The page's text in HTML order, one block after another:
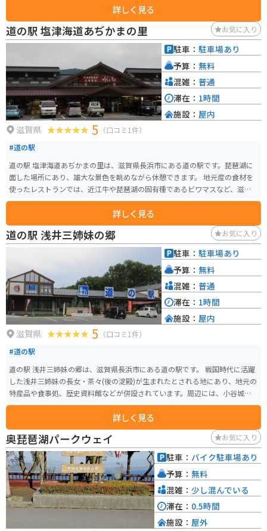
です。\n\nまた、併設されている「星のふる里物産館」では、地元で採れた
新鮮な野菜や果物が販売されています。特に、揖斐川町は柿の産地として有
名で、秋になると甘い柿が店頭に並びます。その他にも、地元産の食材を使
った加工品や、地域の特産品など、お土産に最適な商品が数多く取り揃えら
れています。\n\nバイクで訪れる場合、道の駅には広い駐車場が完備されて
おり、安心してバイクを停めることができます。揖斐川町周辺は、山間部の
ワインディングロードや、川のせせらぎを感じられる景観の良いルートな
ど、ツーリングにおすすめのスポットがたくさんあります。道の駅 星のふる
里 ふじはしを拠点に、岐阜県の自然を満喫するツーリングを楽しんでみては
いかがでしょうか。
詳しく見る
道の駅 塩津海道あぢかまの里 お気に入り
滋賀県 5 （口コミ1件）
#道の駅
道の駅 塩津海道あぢかまの里は、滋賀県長浜市にある道の駅です。琵琶湖に
面した場所にあり、雄大な景色を眺めながら休憩できます。 地元産の食材を
使ったレストランでは、近江牛や琵琶湖の固有種であるビワマスなど、滋賀
の味が楽しめます。中でもおすすめは、店名にもなっている「あぢかま」で
す。これは、琵琶湖で獲れた小鮎を素焼きにし、塩味で仕上げた郷土料理で
す。お土産としても人気があります。 バイクで訪れる場合、琵琶湖沿いを走
る国道8号線からアクセスできます。道の駅には広い駐車場があり、休憩スペ
ースも充実しているので、ツーリングの拠点としても最適です。 周辺には、
賤ヶ岳リフトや余呉湖など、自然豊かな観光スポットも点在しています。少し
足を延ばして、滋賀の魅力を満喫するのも良いでしょう。
詳しく見る
駐車： 駐車場あり
予算： 無料
混雑： 普通
滞在： 1時間
施設： 屋内
道の駅 浅井三姉妹の郷 お気に入り
滋賀県 5 （口コミ1件）
#道の駅
道の駅 浅井三姉妹の郷は、滋賀県長浜市にある道の駅です。 戦国時代に活躍
した浅井三姉妹の長女・茶々(後の淀殿)が生まれたとされる地にあり、地元の
特産品や食事処、歴史資料館などが併設されています。周辺には、小谷城跡
や姉川の合戦場跡など、歴史的な観光スポットも点在しており、戦国時代や
歴史に興味のある方にはおすすめの場所です。 バイクで訪れる場合、道の駅
には広い駐車場が完備されているので安心です。周辺の道路は、山間部を通
るワインディングロードもあれば、琵琶湖沿いを走る快適な道もあり、ツー
リングにも最適です。地元の名産品としては、近江牛や鮒寿司、丁子麩など
が有名です。道の駅内のレストランでは、近江牛を使った料理や、地元産の
食材を使った料理を楽しむことができます。お土産には、三姉妹にちなんだ
お菓子なども販売されています。
詳しく見る
駐車： 駐車場あり
予算： 無料
混雑： 普通
滞在： 1時間
施設： 屋内
奥琵琶湖パークウェイ お気に入り
駐車： バイク駐車場あり
予算： 無料
混雑： 少し混んでいる
滞在： 0.5時間
施設： 屋外